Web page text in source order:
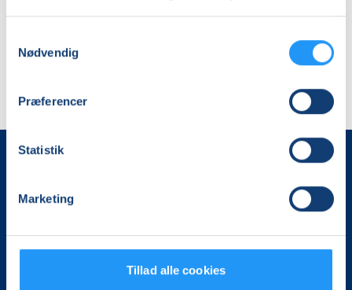
Nødvendig
Præferencer
Statistik
Marketing
Tillad alle cookies
Det, der er vigtigt for samfundet, er vigtigt for os